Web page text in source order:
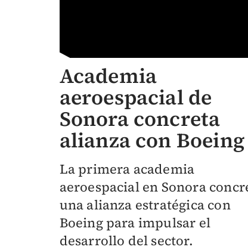
Academia
aeroespacial de
Sonora concreta
alianza con Boeing
La primera academia
aeroespacial en Sonora
una alianza estratégica con
Boeing para impulsar el
desarrollo del sector.